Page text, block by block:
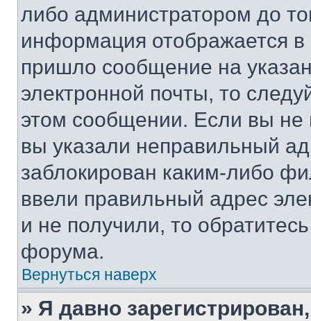
либо администратором до
информация отображается
пришло сообщение на
электронной почты, то
этом сообщении. Если вы
вы указали неправильный
заблокирован каким-либо
ввели правильный адрес
и не получили, то
форума.
Вернуться наверх
» Я давно